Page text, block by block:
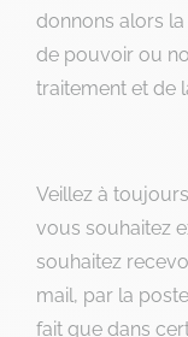
donnons alors la
de pouvoir ou
traitement et de
Veillez à
vous souhaitez
souhaitez
mail, par la
fait que dans